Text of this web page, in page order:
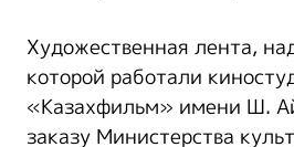
Художественная лента,
которой работали
«Казахфильм» имени Ш.
заказу Министерства